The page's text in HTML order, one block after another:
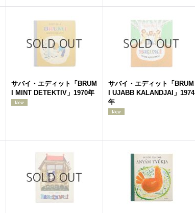
サバイ・エディット「BRUM
I MINT DETEKTIV」1970年
サバイ・エディット「BRUM
I UJABB KALANDJAI」1974
年